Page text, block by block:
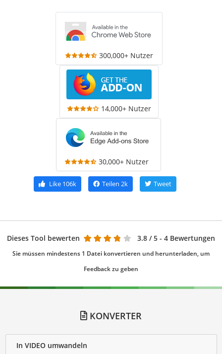
300,000+ Nutzer
14,000+ Nutzer
30,000+ Nutzer
Like 106k Teilen 2k Tweet
Dieses Tool bewerten 3.8 / 5 - 4 Bewertungen
Sie müssen mindestens 1 Datei konvertieren und herunterladen, um
Feedback zu geben
KONVERTER
In VIDEO umwandeln